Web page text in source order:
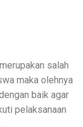
salah
maka olehnya
baik agar
pelaksanaan